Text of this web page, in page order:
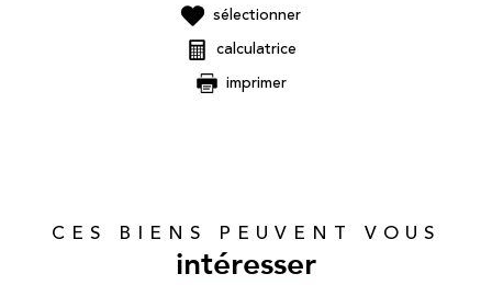
sélectionner
calculatrice
imprimer
CES BIENS PEUVENT VOUS
intéresser